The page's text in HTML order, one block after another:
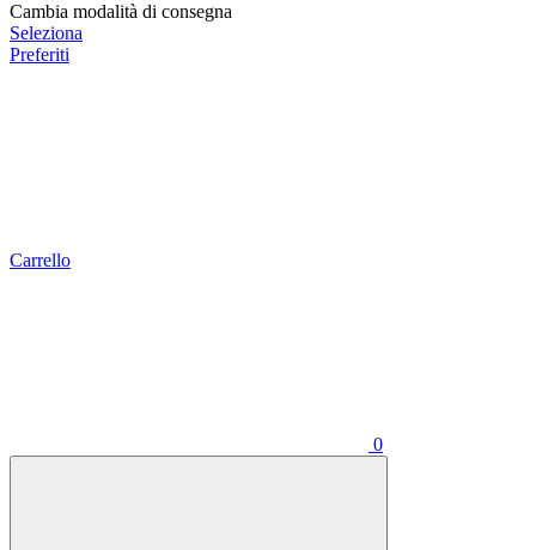
Cambia modalità di consegna
Seleziona
Preferiti
Carrello
0